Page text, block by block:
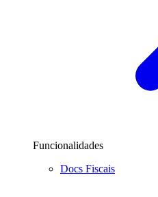
Funcionalidades
Docs Fiscais